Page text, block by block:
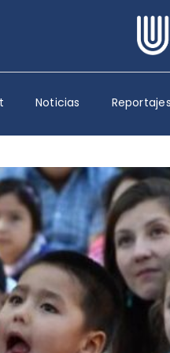
Escuchar
Noticias Reportajes